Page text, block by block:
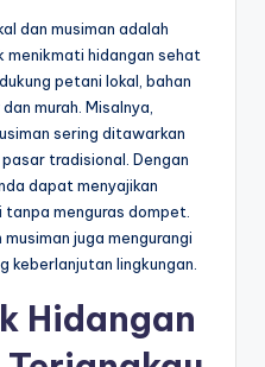
dan musiman adalah
hidangan sehat
petani lokal, bahan
murah. Misalnya,
sering ditawarkan
tradisional. Dengan
dapat menyajikan
menguras dompet.
juga mengurangi
keberlanjutan lingkungan.
Hidangan